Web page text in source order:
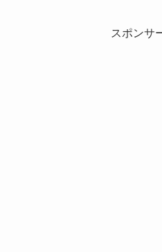
スポンサ